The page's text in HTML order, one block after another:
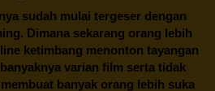
sudah mulai tergeser dengan
Dimana sekarang orang lebih
ketimbang menonton tayangan
varian film serta tidak
banyak orang lebih suka